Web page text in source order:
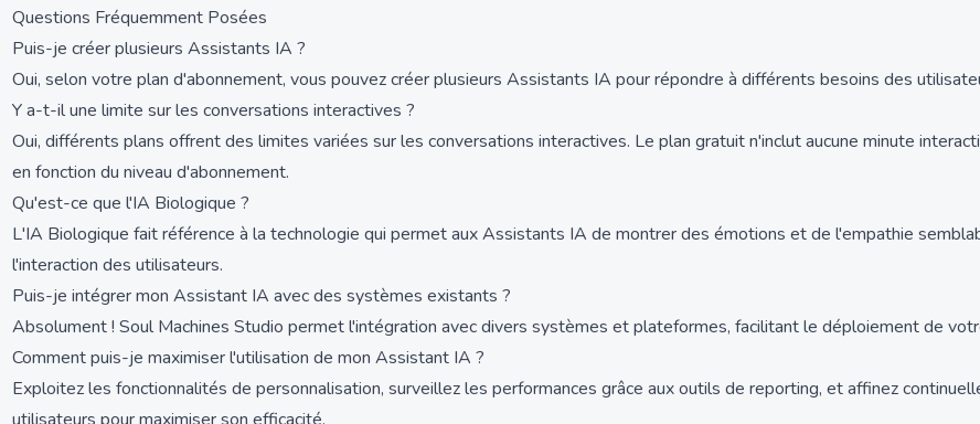
Questions Fréquemment Posées
Puis-je créer plusieurs Assistants IA ?
Oui, selon votre plan d'abonnement, vous pouvez créer plusieurs Assistants IA pour répondre à différents besoins des
Y a-t-il une limite sur les conversations interactives ?
Oui, différents plans offrent des limites variées sur les conversations interactives. Le plan gratuit n'inclut aucune minute
en fonction du niveau d'abonnement.
Qu'est-ce que l'IA Biologique ?
L'IA Biologique fait référence à la technologie qui permet aux Assistants IA de montrer des émotions et de l'empathie
l'interaction des utilisateurs.
Puis-je intégrer mon Assistant IA avec des systèmes existants ?
Absolument ! Soul Machines Studio permet l'intégration avec divers systèmes et plateformes, facilitant le déploiement de
Comment puis-je maximiser l'utilisation de mon Assistant IA ?
Exploitez les fonctionnalités de personnalisation, surveillez les performances grâce aux outils de reporting, et affinez